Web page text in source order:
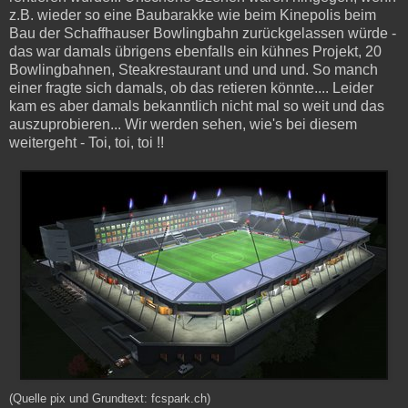
z.B. wieder so eine Baubarakke wie beim Kinepolis beim
Bau der Schaffhauser Bowlingbahn zurückgelassen würde -
das war damals übrigens ebenfalls ein kühnes Projekt, 20
Bowlingbahnen, Steakrestaurant und und und. So manch
einer fragte sich damals, ob das retieren könnte.... Leider
kam es aber damals bekanntlich nicht mal so weit und das
auszuprobieren... Wir werden sehen, wie's bei diesem
weitergeht - Toi, toi, toi !!
(Quelle pix und Grundtext: fcspark.ch)